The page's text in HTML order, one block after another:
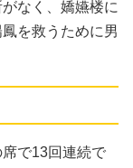
なく、嬌嬿楼に
を救うために男
で13回連続で